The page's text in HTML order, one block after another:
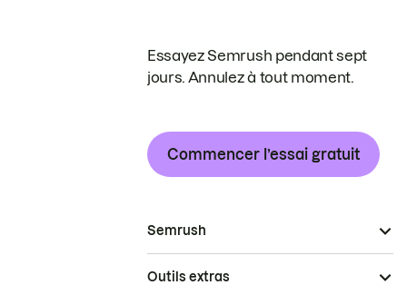
Essayez Semrush pendant sept
jours. Annulez à tout moment.
Commencer l’essai gratuit
Semrush
Outils extras